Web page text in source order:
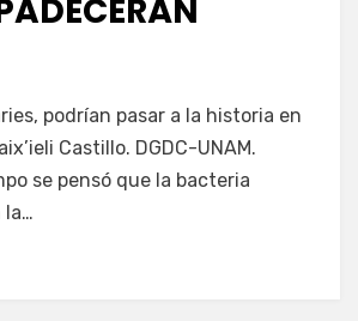
podrían pasar a la historia en
Castillo. DGDC-UNAM.
se pensó que la bacteria
la…